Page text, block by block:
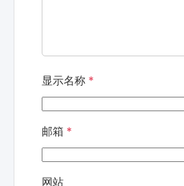
显示名称 *
邮箱 *
网站